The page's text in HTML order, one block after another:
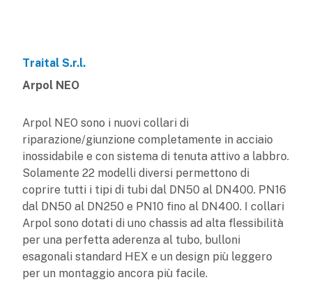
Traital S.r.l.
Arpol NEO
Arpol NEO sono i nuovi collari di
riparazione/giunzione completamente in acciaio
inossidabile e con sistema di tenuta attivo a labbro.
Solamente 22 modelli diversi permettono di
coprire tutti i tipi di tubi dal DN50 al DN400. PN16
dal DN50 al DN250 e PN10 fino al DN400. I collari
Arpol sono dotati di uno chassis ad alta flessibilità
per una perfetta aderenza al tubo, bulloni
esagonali standard HEX e un design più leggero
per un montaggio ancora più facile.